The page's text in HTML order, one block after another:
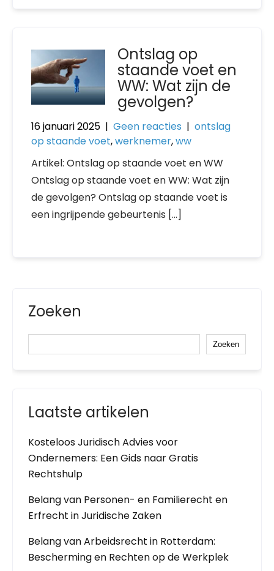
Ontslag op
staande voet en
WW: Wat zijn de
gevolgen?
16 januari 2025 | Geen reacties | ontslag
op staande voet,werknemer,ww
Artikel: Ontslag op staande voet en WW
Ontslag op staande voet en WW: Wat zijn
de gevolgen? Ontslag op staande voet is
een ingrijpende gebeurtenis […]
Zoeken
Zoeken
Laatste artikelen
Kosteloos Juridisch Advies voor
Ondernemers: Een Gids naar Gratis
Rechtshulp
Belang van Personen- en Familierecht en
Erfrecht in Juridische Zaken
Belang van Arbeidsrecht in Rotterdam:
Bescherming en Rechten op de Werkplek